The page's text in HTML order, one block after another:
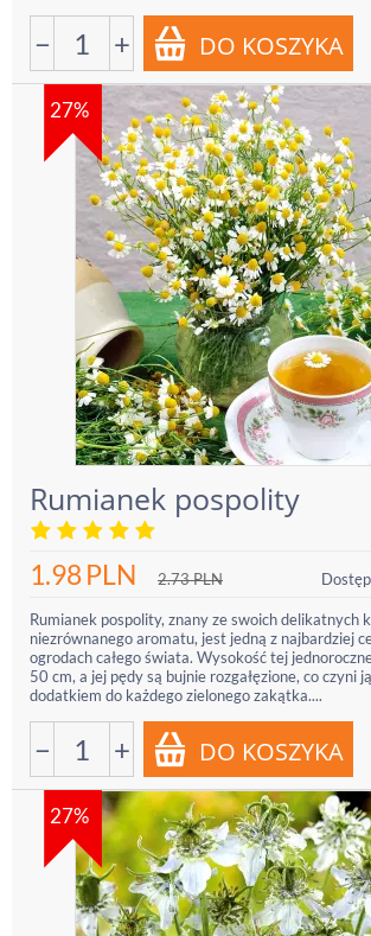
− +
27%
Rumianek pospolity
1.98PLN 2.73PLN
Rumianek pospolity, znany ze swoich delikatnych
niezrównanego aromatu, jest jedną z najbardziej
ogrodach całego świata. Wysokość tej
50 cm, a jej pędy są bujnie rozgałęzione, co czyni
dodatkiem do każdego zielonego zakątka....
− +
27%